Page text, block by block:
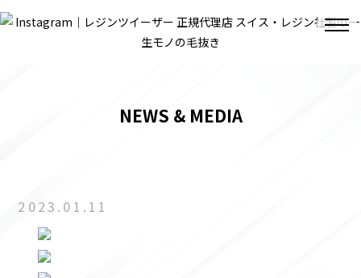
NEWS & MEDIA
2023.01.11